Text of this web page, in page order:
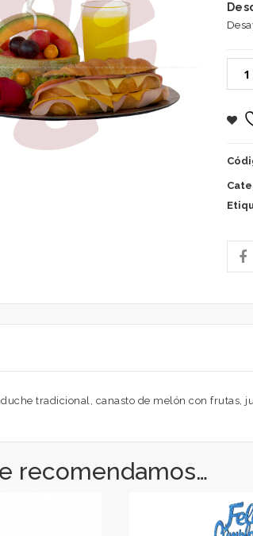
tradicional, canasto de melón con frutas,
recomendamos…